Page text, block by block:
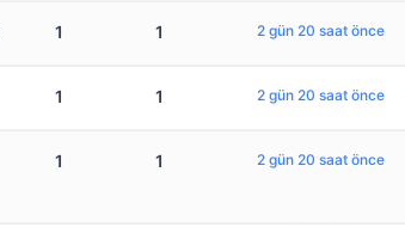
1 1 2 gün 20 saat önce
1 1 2 gün 20 saat önce
1 1 2 gün 20 saat önce